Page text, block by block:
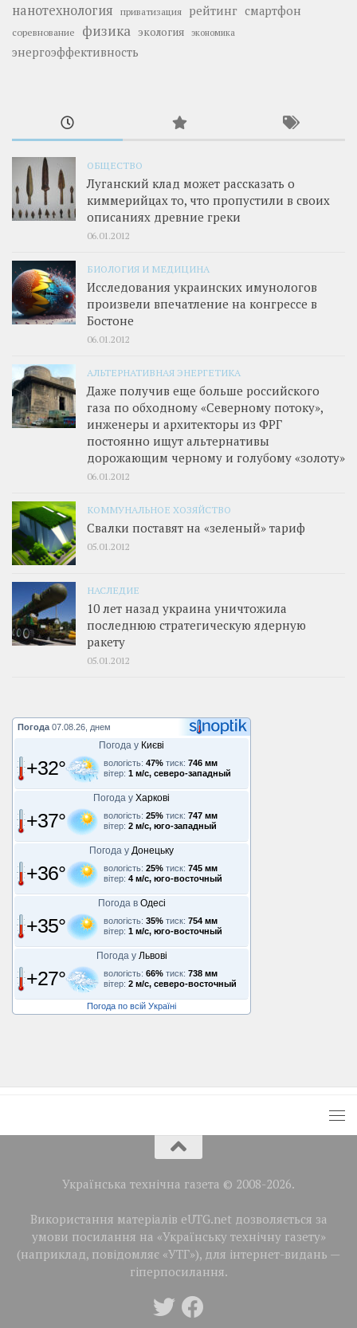
нанотехнология приватизация рейтинг смартфон
соревнование физика экология экономика
энергоэффективность
ОБЩЕСТВО
Луганский клад может рассказать о
киммерийцах то, что пропустили в своих
описаниях древние греки
06.01.2012
БИОЛОГИЯ И МЕДИЦИНА
Исследования украинских имунологов
произвели впечатление на конгрессе в
Бостоне
06.01.2012
АЛЬТЕРНАТИВНАЯ ЭНЕРГЕТИКА
Даже получив еще больше российского
газа по обходному «Северному потоку»,
инженеры и архитекторы из ФРГ
постоянно ищут альтернативы
дорожающим черному и голубому «золоту»
06.01.2012
КОММУНАЛЬНОЕ ХОЗЯЙСТВО
Свалки поставят на «зеленый» тариф
05.01.2012
НАСЛЕДИЕ
10 лет назад украина уничтожила
последнюю стратегическую ядерную
ракету
05.01.2012
Погода 07.08.26, днем
Погода у Києві
+32° вологість: 47% тиск: 746 мм
вітер: 1 м/с, северо-западный
Погода у Харкові
+37° вологість: 25% тиск: 747 мм
вітер: 2 м/с, юго-западный
Погода у Донецьку
+36° вологість: 25% тиск: 745 мм
вітер: 4 м/с, юго-восточный
Погода в Одесі
+35° вологість: 35% тиск: 754 мм
вітер: 1 м/с, юго-восточный
Погода у Львові
+27° вологість: 66% тиск: 738 мм
вітер: 2 м/с, северо-восточный
Погода по всій Україні
Українська технічна газета © 2008-2026.
Використання матеріалів eUTG.net дозволяється за
умови посилання на «Українську технічну газету»
(наприклад, повідомляє «УТГ»), для інтернет-видань —
гіперпосилання.